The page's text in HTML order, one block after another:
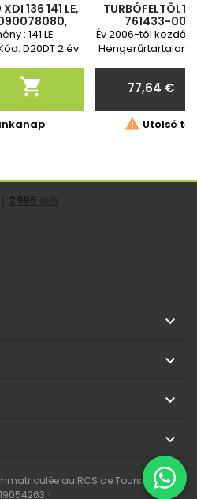
136 141 LE,
2, 761433-3
: 141 LE
D20DT 2 év

761433-
6640900780,
Év 2006-tól
Hengerűrtartalom
Ár
77,64 €
 Utolsó




au RCS de Tours - SIREN :
·